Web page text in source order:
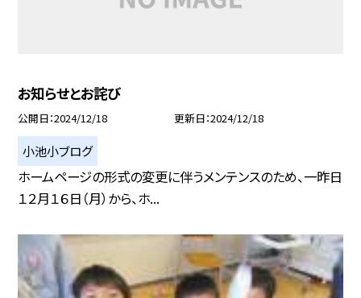
お知らせとお詫び
公開日 2024/12/18 更新日 2024/12/18
小池小ブログ
ホームページの形式の変更に伴うメンテンスのため、一昨日
１２月１６日（月）から、ホ...